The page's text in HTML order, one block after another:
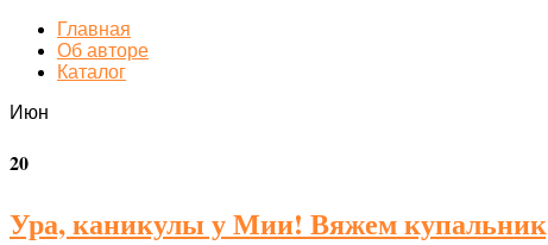
Главная
Об авторе
Каталог
Июн
20
Ура, каникулы у Мии! Вяжем